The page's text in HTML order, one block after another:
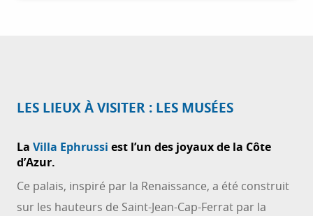
LES LIEUX À VISITER : LES MUSÉES
La Villa Ephrussi est l’un des joyaux de la Côte
d’Azur.
Ce palais, inspiré par la Renaissance, a été construit
sur les hauteurs de Saint-Jean-Cap-Ferrat par la